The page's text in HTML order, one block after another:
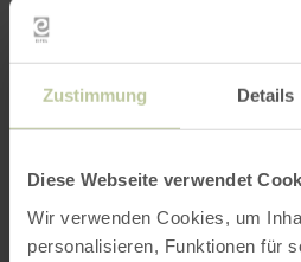
Zustimmung Details
Diese Webseite verwendet
Wir verwenden Cookies, um
personalisieren, Funktionen für
Öffnungszeiten
Merkmale /
Kategorien